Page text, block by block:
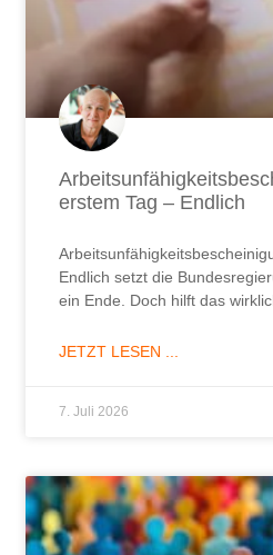
erstem Tag – Endlich
Endlich setzt die
ein Ende. Doch hilft das
JETZT LESEN ...
7. Juli 2026